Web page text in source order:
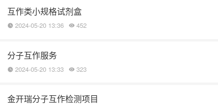
互作类小规格试剂盒
2024-05-20 13:36 452
分子互作服务
2024-05-20 13:33 323
金开瑞分子互作检测项目